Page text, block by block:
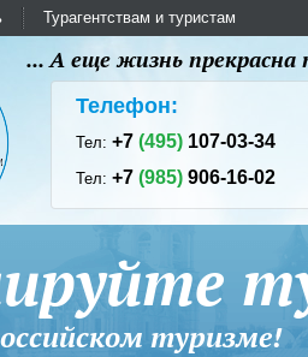
Турагентствам и туристам
... А еще жизнь
Телефон:
Тел:+7(495) 107-03-34
Тел:+7(985) 906-16-02
российском